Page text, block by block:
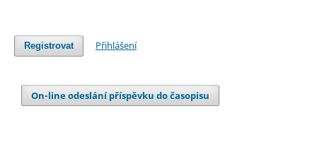
Registrovat Přihlášení
On-line odeslání příspěvku do časopisu